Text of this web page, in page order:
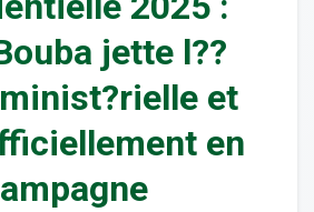
jette l??
et
en